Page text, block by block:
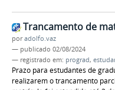
Trancamento de
poradolfo.vaz
— publicado 02/08/2024
— registrado em: prograd,
Prazo para estudantes de
realizarem o trancamento